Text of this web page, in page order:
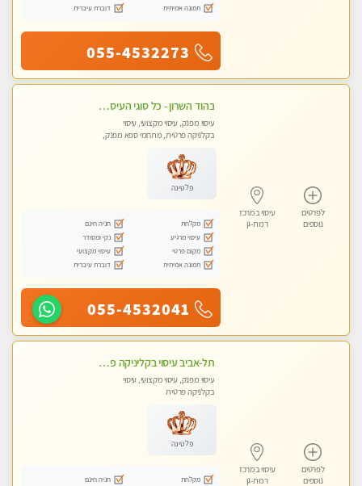
תמונה אמיתית
דוברת עיברית
055-4532273
לפרטים
נוספים
עיסוי במרכז
רמת-גן
בהוד השרון - כל סוגי העיסויים מעסה מקצועית ואיכותית פרטי!!!
עיסוי מפנק, עיסוי מקצועי, עיסוי
בקלניקה פרטית, מתחמי ספא מפנק,
פלטינה
מקלחת
חניה חינם
עיסוי מרגיע
נקי ומסודר
מקום פרטי
עיסוי מקצועי
תמונה אמיתית
דוברת עיברית
055-4532041
לפרטים
נוספים
עיסוי במרכז
רמת-גן
תל-אביב עיסוי בקליניקה פרטית לחוויה בלתי נשכחת- פרטי!!מומלץ לחלוטין!!
עיסוי מפנק, עיסוי מקצועי, עיסוי
בקלניקה פרטית
פלטינה
מקלחת
חניה חינם